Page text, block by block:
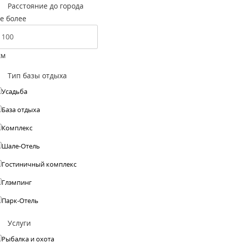
Расстояние до города
более
Тип базы отдыха
Усадьба
База отдыха
Комплекс
Шале-Отель
Гостиничный комплекс
Глэмпинг
Парк-Отель
Услуги
Рыбалка и охота